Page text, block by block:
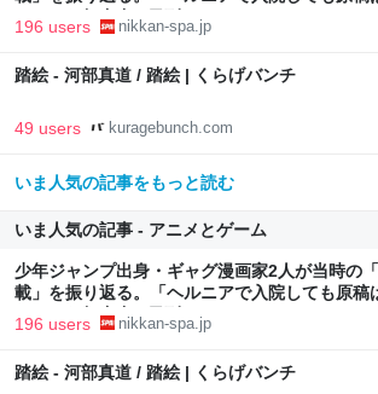
イックな舞台裏 | 日刊SPA!
196 users nikkan-spa.jp
踏絵 - 河部真道 / 踏絵 | くらげバンチ
49 users kuragebunch.com
いま人気の記事をもっと読む
いま人気の記事 - アニメとゲーム
少年ジャンプ出身・ギャグ漫画家2人が当時の
載」を振り返る。「ヘルニアで入院しても原稿
イックな舞台裏 | 日刊SPA!
196 users nikkan-spa.jp
踏絵 - 河部真道 / 踏絵 | くらげバンチ